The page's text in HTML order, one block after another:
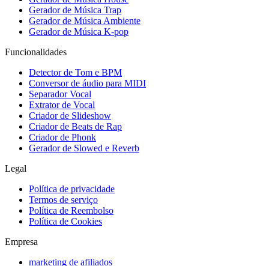
Gerador de Música Trap
Gerador de Música Ambiente
Gerador de Música K-pop
Funcionalidades
Detector de Tom e BPM
Conversor de áudio para MIDI
Separador Vocal
Extrator de Vocal
Criador de Slideshow
Criador de Beats de Rap
Criador de Phonk
Gerador de Slowed e Reverb
Legal
Política de privacidade
Termos de serviço
Política de Reembolso
Política de Cookies
Empresa
marketing de afiliados